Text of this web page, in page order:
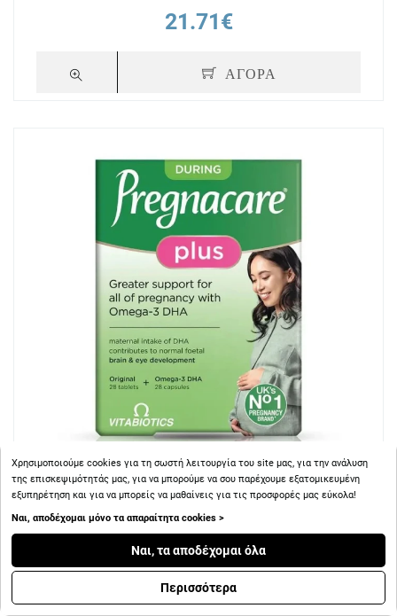
21.71€
ΑΓΟΡΑ
Vitabiotics Pregnacare Plus 28 ταμπλέτες & 28 κάψουλες
Χρησιμοποιούμε cookies για τη σωστή λειτουργία του site μας, για την ανάλυση
της επισκεψιμότητάς μας, για να μπορούμε να σου παρέχουμε εξατομικευμένη
εξυπηρέτηση και για να μπορείς να μαθαίνεις για τις προσφορές μας εύκολα!
Ναι, αποδέχομαι μόνο τα απαραίτητα cookies >
Ναι, τα αποδέχομαι όλα
Περισσότερα